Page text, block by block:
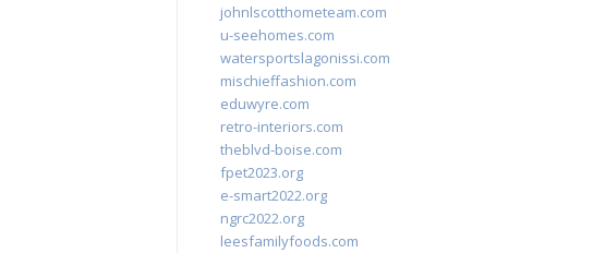
johnlscotthometeam.com
u-seehomes.com
watersportslagonissi.com
mischieffashion.com
eduwyre.com
retro-interiors.com
theblvd-boise.com
fpet2023.org
e-smart2022.org
ngrc2022.org
leesfamilyfoods.com